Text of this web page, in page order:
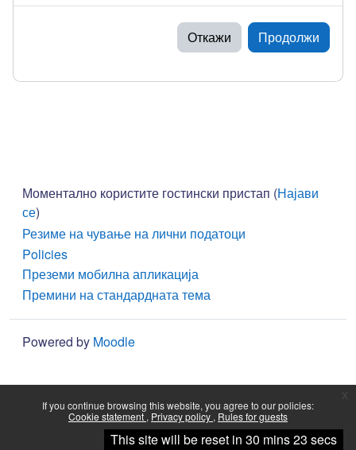
If you continue browsing this website, you agree to our policies:
Cookie statement Privacy policy Rules for guests
Continue
Откажи Продолжи
Моментално користите гостински пристап (Најави
се)
Резиме на чување на лични податоци
Policies
Преземи мобилна апликација
Премини на стандардната тема
Powered by Moodle
This site will be reset in 30 mins 23 secs